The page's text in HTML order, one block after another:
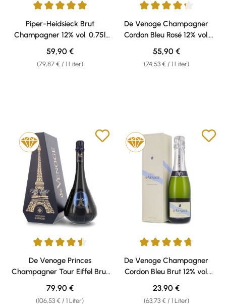
Durchschnittliche Bewertung von 5 von 5 Sternen
Piper-Heidsieck Brut
Champagner 12% vol. 0,75l
The Perfume Geschenk-Set
(79,87 € / 1 Liter)
Regulärer Preis:
59,90 €
Durchschnittliche Bewertung
De Venoge Champagner
Cordon Bleu Rosé 12% vol.
0,75l Geschenkkarton
(74,53 € / 1 Liter)
Regulärer Preis:
55,90 €
Durchschnittliche Bewertung von 4.5 von 5 Sternen
De Venoge Princes
Champagner Tour Eiffel Brut
12% vol. 0,75l Geschenkkarton
(106,53 € / 1 Liter)
Regulärer Preis:
79,90 €
Durchschnittliche Bewertung
De Venoge Champagner
Cordon Bleu Brut 12% vol.
0,375l Geschenkkarton
(63,73 € / 1 Liter)
Regulärer Preis:
23,90 €